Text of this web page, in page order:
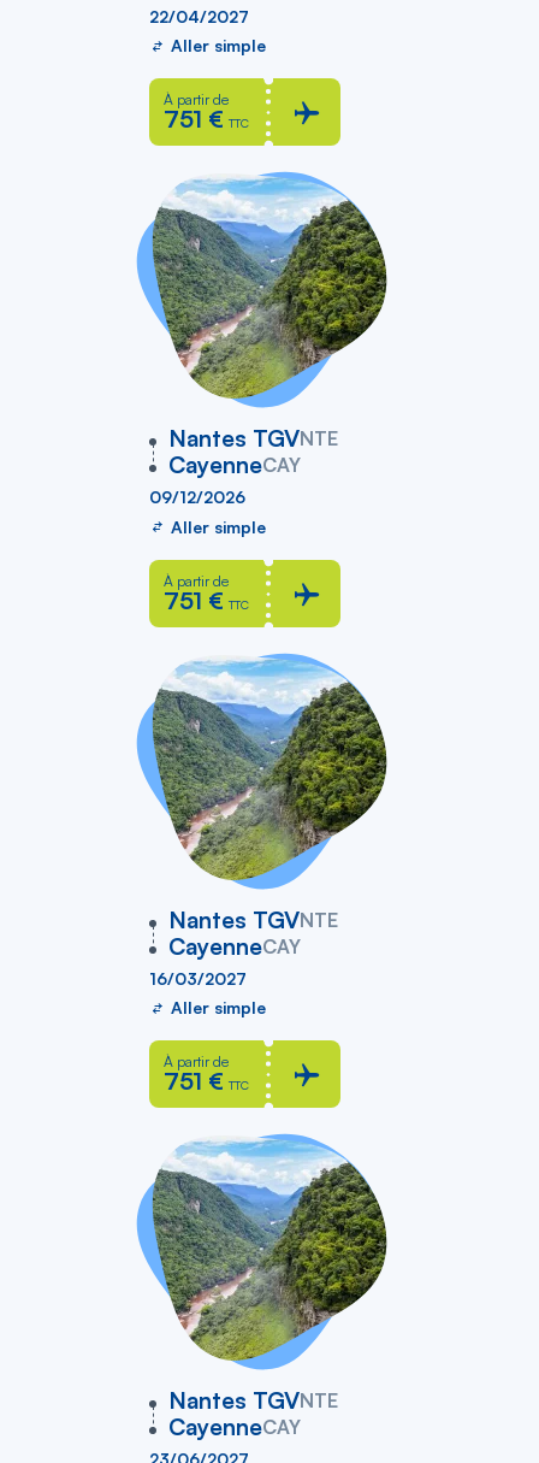
22/04/2027
Aller simple
À partir de
751 € TTC
Nantes TGVNTE
vers
CayenneCAY
09/12/2026
Aller simple
À partir de
751 € TTC
Nantes TGVNTE
vers
CayenneCAY
16/03/2027
Aller simple
À partir de
751 € TTC
Nantes TGVNTE
vers
CayenneCAY
23/06/2027